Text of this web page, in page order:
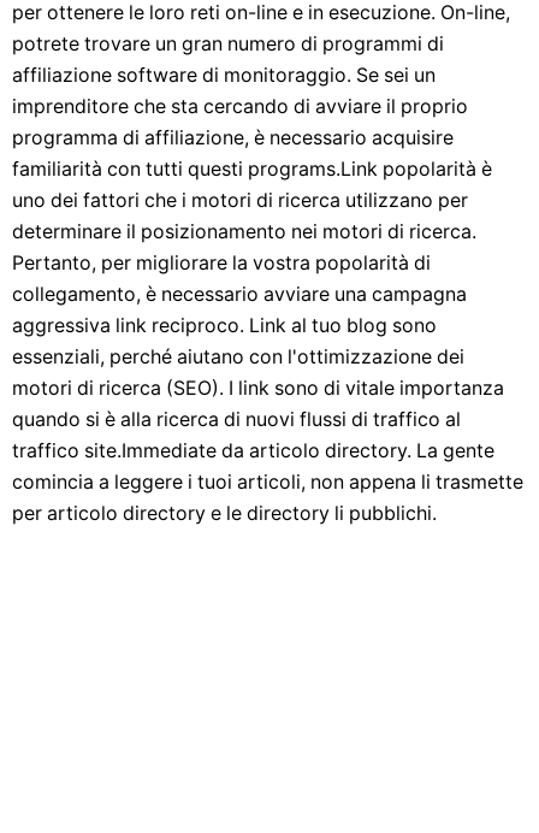
per ottenere le loro reti on-line e in esecuzione. On-line,
potrete trovare un gran numero di programmi di
affiliazione software di monitoraggio. Se sei un
imprenditore che sta cercando di avviare il proprio
programma di affiliazione, è necessario acquisire
familiarità con tutti questi programs.Link popolarità è
uno dei fattori che i motori di ricerca utilizzano per
determinare il posizionamento nei motori di ricerca.
Pertanto, per migliorare la vostra popolarità di
collegamento, è necessario avviare una campagna
aggressiva link reciproco. Link al tuo blog sono
essenziali, perché aiutano con l'ottimizzazione dei
motori di ricerca (SEO). I link sono di vitale importanza
quando si è alla ricerca di nuovi flussi di traffico al
traffico site.Immediate da articolo directory. La gente
comincia a leggere i tuoi articoli, non appena li trasmette
per articolo directory e le directory li pubblichi.